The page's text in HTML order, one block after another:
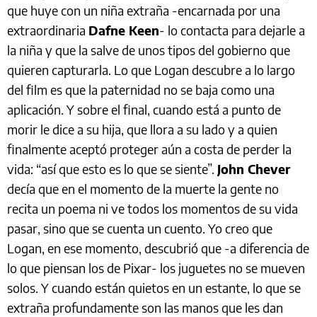
que huye con un niña extraña -encarnada por una
extraordinaria Dafne Keen- lo contacta para dejarle a
la niña y que la salve de unos tipos del gobierno que
quieren capturarla. Lo que Logan descubre a lo largo
del film es que la paternidad no se baja como una
aplicación. Y sobre el final, cuando está a punto de
morir le dice a su hija, que llora a su lado y a quien
finalmente aceptó proteger aún a costa de perder la
vida: “así que esto es lo que se siente”. John Chever
decía que en el momento de la muerte la gente no
recita un poema ni ve todos los momentos de su vida
pasar, sino que se cuenta un cuento. Yo creo que
Logan, en ese momento, descubrió que -a diferencia de
lo que piensan los de Pixar- los juguetes no se mueven
solos. Y cuando están quietos en un estante, lo que se
extraña profundamente son las manos que les dan